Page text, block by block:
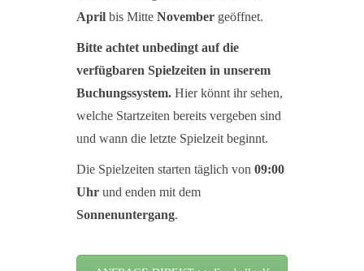
April bis Mitte November geöffnet.
Bitte achtet unbedingt auf die
verfügbaren Spielzeiten in unserem
Buchungssystem. Hier könnt ihr sehen,
welche Startzeiten bereits vergeben sind
und wann die letzte Spielzeit beginnt.
Die Spielzeiten starten täglich von 09:00
Uhr und enden mit dem
Sonnenuntergang.